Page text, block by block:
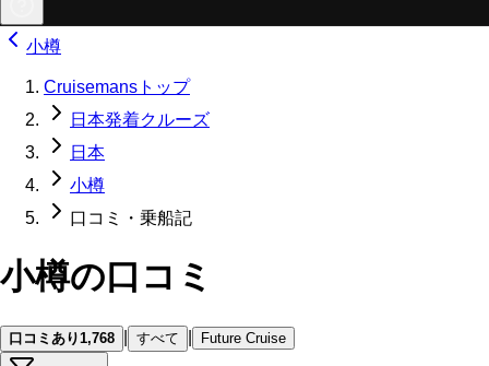
小樽
Cruisemansトップ
日本発着クルーズ
日本
小樽
口コミ・乗船記
小樽の口コミ
口コミあり1,768 すべて Future Cruise